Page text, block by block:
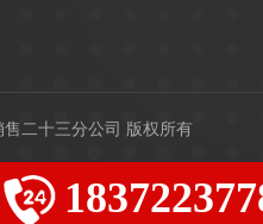
二十三分公司 版权所有